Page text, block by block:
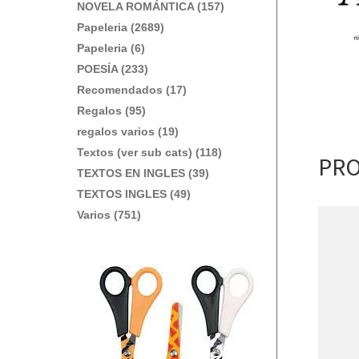
NOVELA ROMÁNTICA (157)
Papeleria (2689)
Papeleria (6)
POESÍA (233)
Recomendados (17)
Regalos (95)
regalos varios (19)
Textos (ver sub cats) (118)
TEXTOS EN INGLES (39)
TEXTOS INGLES (49)
Varios (751)